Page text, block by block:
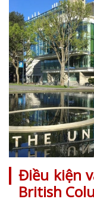
Điều kiện
British